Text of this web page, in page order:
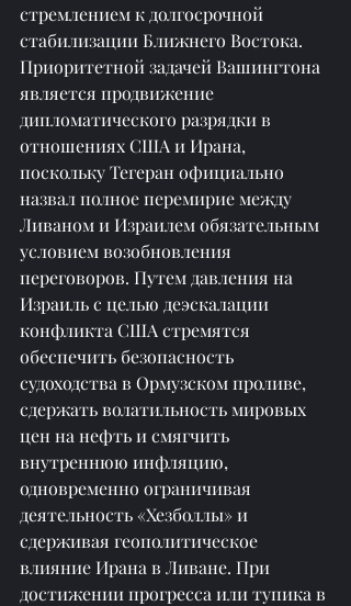
стремлением к долгосрочной
стабилизации Ближнего Востока.
Приоритетной задачей Вашингтона
является продвижение
дипломатического разрядки в
отношениях США и Ирана,
поскольку Тегеран официально
назвал полное перемирие между
Ливаном и Израилем обязательным
условием возобновления
переговоров. Путем давления на
Израиль с целью деэскалации
конфликта США стремятся
обеспечить безопасность
судоходства в Ормузском проливе,
сдержать волатильность мировых
цен на нефть и смягчить
внутреннюю инфляцию,
одновременно ограничивая
деятельность «Хезболлы» и
сдерживая геополитическое
влияние Ирана в Ливане. При
достижении прогресса или тупика в